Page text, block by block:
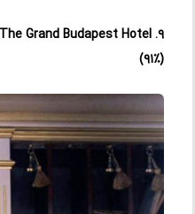
۹. The Grand Budapest Hotel
(۹۱٪)